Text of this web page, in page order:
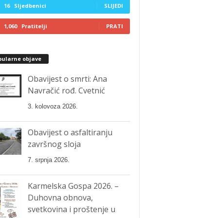
16 Sljedbenici SLIJEDI
1,060 Pratitelji PRATI
objave
Obavijest o smrti: Ana
Navračić rođ. Cvetnić
3. kolovoza 2026.
Obavijest o asfaltiranju
završnog sloja
7. srpnja 2026.
Karmelska Gospa 2026. –
Duhovna obnova,
svetkovina i proštenje u